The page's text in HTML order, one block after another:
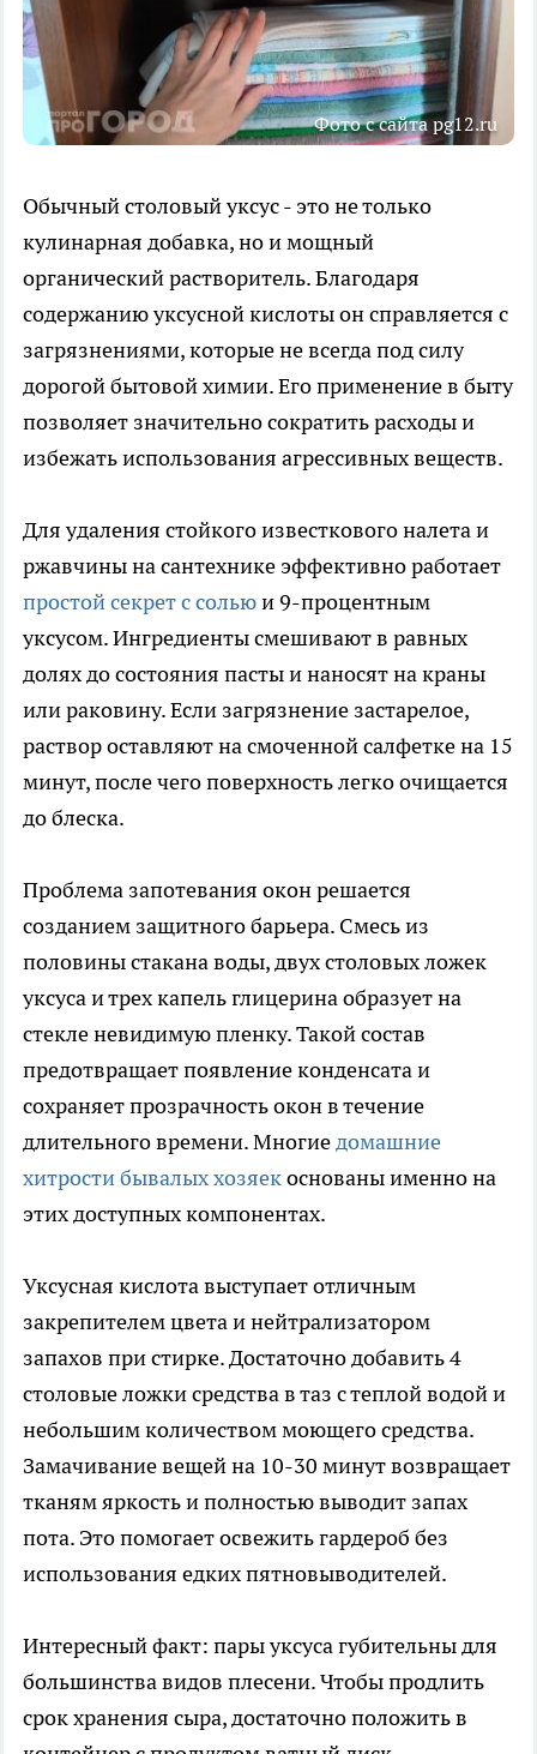
Фото с сайта pg12.ru
Обычный столовый уксус - это не только
кулинарная добавка, но и мощный
органический растворитель. Благодаря
содержанию уксусной кислоты он справляется с
загрязнениями, которые не всегда под силу
дорогой бытовой химии. Его применение в быту
позволяет значительно сократить расходы и
избежать использования агрессивных веществ.
Для удаления стойкого известкового налета и
ржавчины на сантехнике эффективно работает
простой секрет с сольюи 9-процентным
уксусом. Ингредиенты смешивают в равных
долях до состояния пасты и наносят на краны
или раковину. Если загрязнение застарелое,
раствор оставляют на смоченной салфетке на 15
минут, после чего поверхность легко очищается
до блеска.
Проблема запотевания окон решается
созданием защитного барьера. Смесь из
половины стакана воды, двух столовых ложек
уксуса и трех капель глицерина образует на
стекле невидимую пленку. Такой состав
предотвращает появление конденсата и
сохраняет прозрачность окон в течение
длительного времени. Многиедомашние
хитрости бывалых хозяекоснованы именно на
этих доступных компонентах.
Уксусная кислота выступает отличным
закрепителем цвета и нейтрализатором
запахов при стирке. Достаточно добавить 4
столовые ложки средства в таз с теплой водой и
небольшим количеством моющего средства.
Замачивание вещей на 10-30 минут возвращает
тканям яркость и полностью выводит запах
пота. Это помогает освежить гардероб без
использования едких пятновыводителей.
Интересный факт: пары уксуса губительны для
большинства видов плесени. Чтобы продлить
срок хранения сыра, достаточно положить в